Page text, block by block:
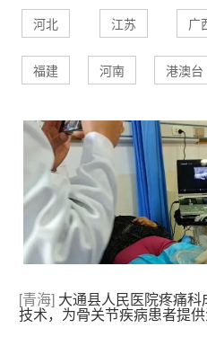
河北 江苏 广
福建 河南 港澳台
[青海] 大通县人民医院疼痛
技术，为骨关节疾病患者提